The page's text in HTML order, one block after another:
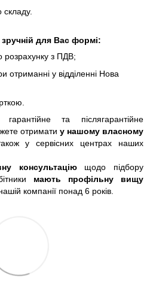
для Вас формі:
розрахунку з ПДВ;
отриманні у відділенні Нова
та післягарантійне
отримати у нашому власному
у сервісних центрах наших
консультаціющодо підбору
мають профільну вищу
компанії понад 6 років.